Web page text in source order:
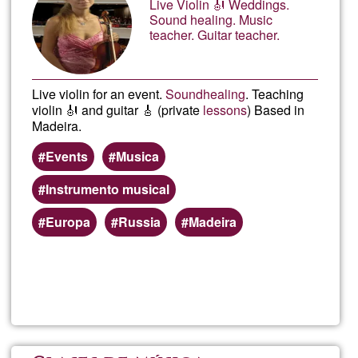
Live Violin 🎻 Weddings.
Sound healing. Music
teacher. Guitar teacher.
Live violin for an event.Soundhealing. Teaching
violin 🎻 and guitar 🎸 (private lessons) Based in
Madeira.
Events
Musica
Instrumento musical
Europa
Russia Madeira
Ğ1
Olga